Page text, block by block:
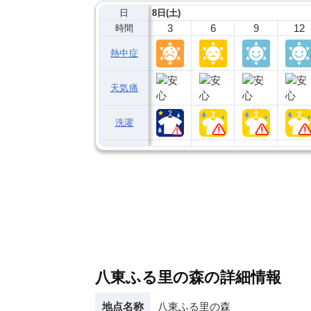
日
時間
熱中症
天気痛
洗濯
8日(土)
3 6 9 12
八東ふる里の森の詳細情報
地点名称 八東ふる里の森